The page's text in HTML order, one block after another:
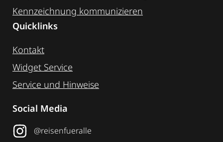
Kennzeichnung ­kommunizieren
Quicklinks
Kontakt
Widget Service
Service und Hinweise
Social Media
@reisenfueralle